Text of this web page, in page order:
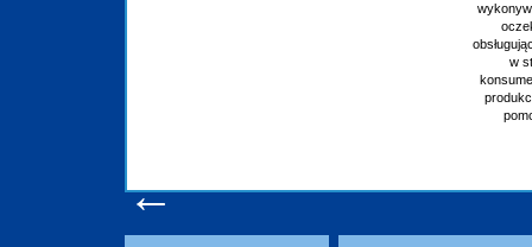
wykonywać tak, aby każdy z klientów był zadowolony, oraz
oczekuje. W specjalności tej funkcjonujemy już od 15 lat z
obsługując firmy oraz organizacje państwowe. Dzięki ogromnej
w stanie podołać nawet najbardziej wygórowanym żądaniom
konsumentów. Oddajemy w Państwa ręce nowatorskich projektantów,
produkcyjne, logistyczne, drukarnię wielkoformatową oraz wszelką
pomoc, nawet w czasie już trwających targów. Zapraszamy
←